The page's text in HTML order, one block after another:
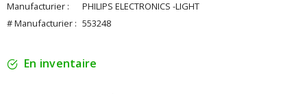
Manufacturier :
PHILIPS ELECTRONICS -LIGHT
# Manufacturier : 553248
En inventaire